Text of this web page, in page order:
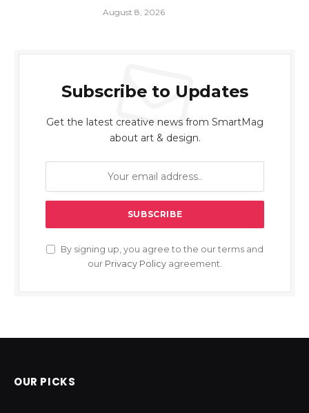
August 8, 2026
Subscribe to Updates
Get the latest creative news from SmartMag
about art & design.
By signing up, you agree to the our terms and
our Privacy Policy agreement.
OUR PICKS